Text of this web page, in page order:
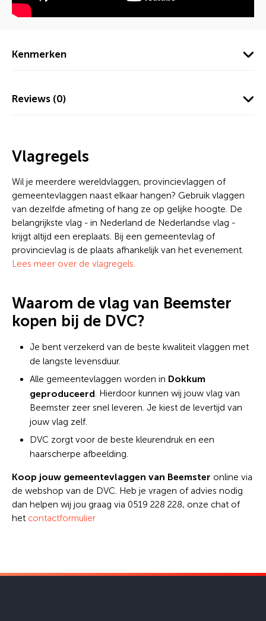
Kenmerken
Reviews (0)
Vlagregels
Wil je meerdere wereldvlaggen, provincievlaggen of
gemeentevlaggen naast elkaar hangen? Gebruik vlaggen
van dezelfde afmeting of hang ze op gelijke hoogte. De
belangrijkste vlag - in Nederland de Nederlandse vlag -
krijgt altijd een ereplaats. Bij een gemeentevlag of
provincievlag is de plaats afhankelijk van het evenement.
Lees meer over de vlagregels.
Waarom de vlag van Beemster
kopen bij de DVC?
Je bent verzekerd van de beste kwaliteit vlaggen met
de langste levensduur.
Alle gemeentevlaggen worden in Dokkum
geproduceerd . Hierdoor kunnen wij jouw vlag van
Beemster zeer snel leveren. Je kiest de levertijd van
jouw vlag zelf.
DVC zorgt voor de beste kleurendruk en een
haarscherpe afbeelding.
Koop jouw gemeentevlaggen van Beemster online via
de webshop van de DVC. Heb je vragen of advies nodig
dan helpen wij jou graag via 0519 228 228, onze chat of
het contactformulier